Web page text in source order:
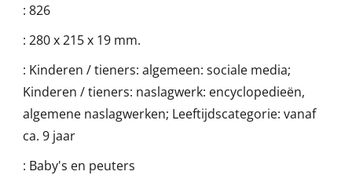
: 826
: 280 x 215 x 19 mm.
: Kinderen / tieners: algemeen: sociale media;
Kinderen / tieners: naslagwerk: encyclopedieën,
algemene naslagwerken; Leeftijdscategorie: vanaf
ca. 9 jaar
: Baby's en peuters